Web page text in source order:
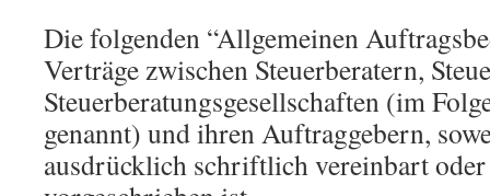
Die folgenden “Allgemeinen
Verträge zwischen Steuerberatern,
Steuerberatungsgesellschaften (im
genannt) und ihren Auftraggebern,
ausdrücklich schriftlich vereinbart